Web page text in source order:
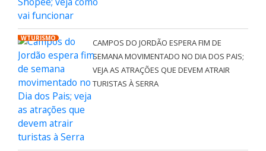
WTURISMO
CAMPOS DO JORDÃO ESPERA FIM DE
SEMANA MOVIMENTADO NO DIA DOS PAIS;
VEJA AS ATRAÇÕES QUE DEVEM ATRAIR
TURISTAS À SERRA